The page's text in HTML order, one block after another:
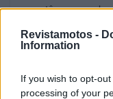
Revistamotos -
Information
If you wish to opt-
processing of your
mantêm-se em
segue um pouco
algum terreno
reparação na sua